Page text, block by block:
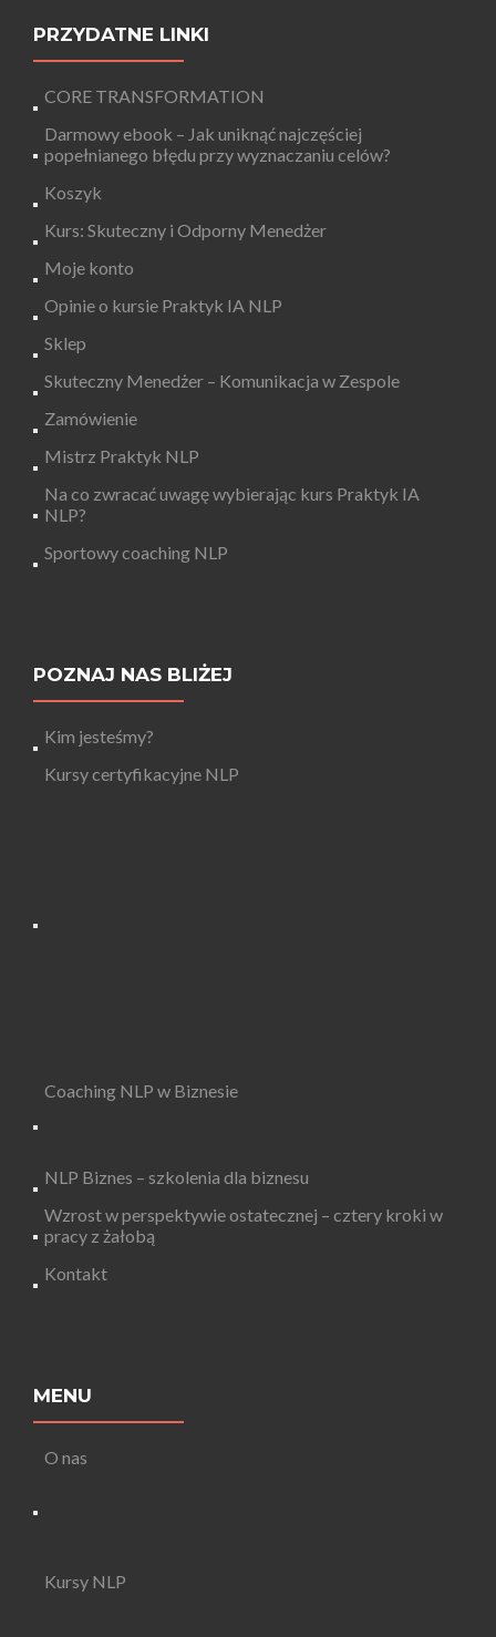
PRZYDATNE LINKI
CORE TRANSFORMATION
Darmowy ebook – Jak uniknąć najczęściej
popełnianego błędu przy wyznaczaniu celów?
Koszyk
Kurs: Skuteczny i Odporny Menedżer
Moje konto
Opinie o kursie Praktyk IA NLP
Sklep
Skuteczny Menedżer – Komunikacja w Zespole
Zamówienie
Mistrz Praktyk NLP
Na co zwracać uwagę wybierając kurs Praktyk IA
NLP?
Sportowy coaching NLP
POZNAJ NAS BLIŻEJ
Kim jesteśmy?
Kursy certyfikacyjne NLP
Coaching NLP w Biznesie
NLP Biznes – szkolenia dla biznesu
Wzrost w perspektywie ostatecznej – cztery kroki w
pracy z żałobą
Kontakt
MENU
O nas
Kursy NLP